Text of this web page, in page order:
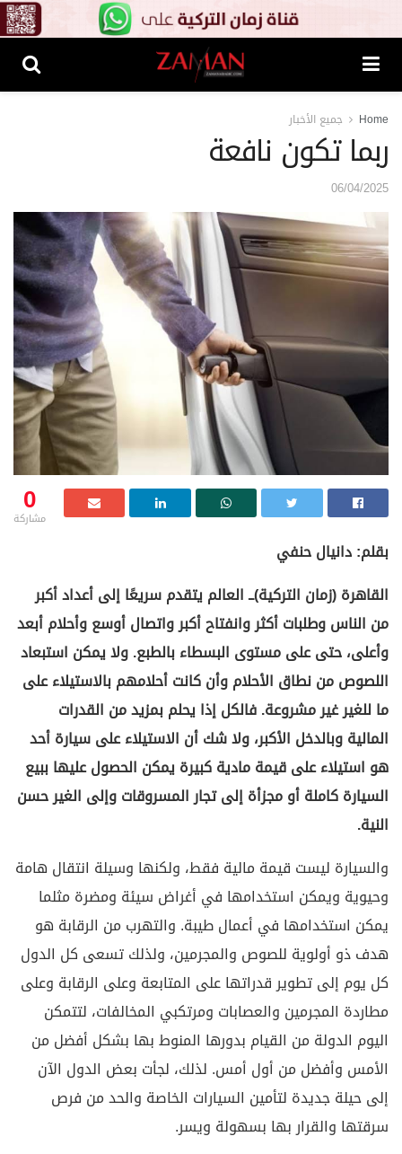
Home جميع الأخبار
ربما تكون نافعة
06/04/2025
0
مشاركة
بقلم: دانيال حنفي
القاهرة (زمان التركية)ــ العالم يتقدم سريعًا إلى أعداد أكبر
من الناس وطلبات أكثر وانفتاح أكبر واتصال أوسع وأحلام أبعد
وأعلى، حتى على مستوى البسطاء بالطبع. ولا يمكن استبعاد
اللصوص من نطاق الأحلام وأن كانت أحلامهم بالاستيلاء على
ما للغير غير مشروعة. فالكل إذا يحلم بمزيد من القدرات
المالية وبالدخل الأكبر، ولا شك أن الاستيلاء على سيارة أحد
هو استيلاء على قيمة مادية كبيرة يمكن الحصول عليها ببيع
السيارة كاملة أو مجزأة إلى تجار المسروقات وإلى الغير حسن
النية.
والسيارة ليست قيمة مالية فقط، ولكنها وسيلة انتقال هامة
وحيوية ويمكن استخدامها في أغراض سيئة ومضرة مثلما
يمكن استخدامها في أعمال طيبة. والتهرب من الرقابة هو
هدف ذو أولوية للصوص والمجرمين، ولذلك تسعى كل الدول
كل يوم إلى تطوير قدراتها على المتابعة وعلى الرقابة وعلى
مطاردة المجرمين والعصابات ومرتكبي المخالفات، لتتمكن
اليوم الدولة من القيام بدورها المنوط بها بشكل أفضل من
الأمس وأفضل من أول أمس. لذلك، لجأت بعض الدول الآن
إلى حيلة جديدة لتأمين السيارات الخاصة والحد من فرص
سرقتها والقرار بها بسهولة ويسر.